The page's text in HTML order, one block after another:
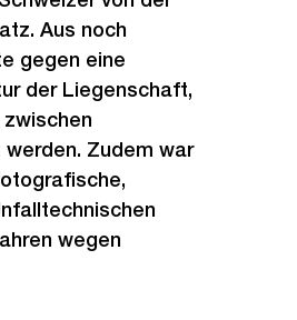
Aus noch
gegen eine
der Liegenschaft,
Zudem war
wegen